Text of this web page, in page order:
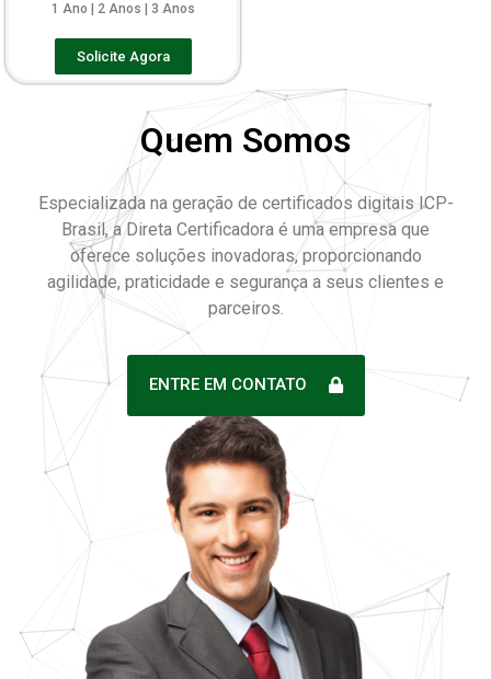
1 Ano | 2 Anos | 3 Anos
Solicite Agora
Quem Somos
Especializada na geração de certificados digitais ICP-
Brasil, a Direta Certificadora é uma empresa que
oferece soluções inovadoras, proporcionando
agilidade, praticidade e segurança a seus clientes e
parceiros.
ENTRE EM CONTATO